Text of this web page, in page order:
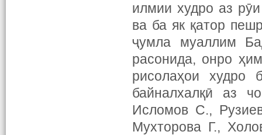
илмии худро аз
ва ба як қатор
ҷумла муаллим
расонида, онро
рисолаҳои худро
байналхалқӣ аз
Исломов С.,
Мухторова Г.,